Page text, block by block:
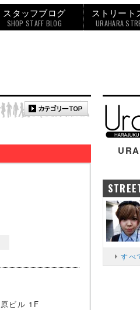
スタッフブログ
SHOP STAFF BLOG
ストリート
URAHARA
ビル 1F
すべ